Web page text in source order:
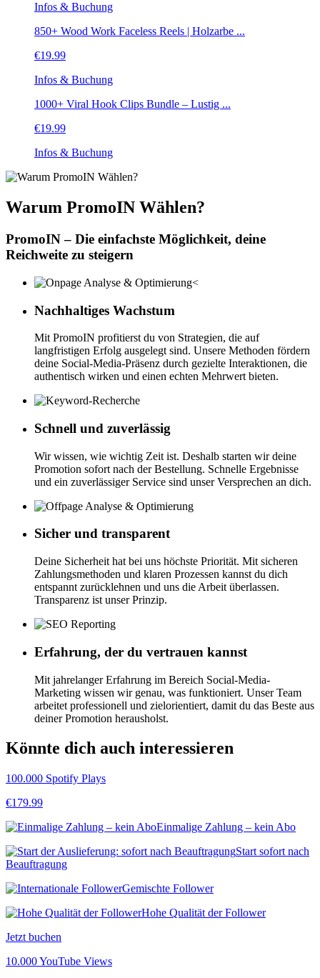
Infos & Buchung
850+ Wood Work Faceless Reels | Holzarbe ...
€19.99
Infos & Buchung
1000+ Viral Hook Clips Bundle – Lustig ...
€19.99
Infos & Buchung
Warum PromoIN Wählen?
PromoIN – Die einfachste Möglichkeit, deine
Reichweite zu steigern
Nachhaltiges Wachstum
Mit PromoIN profitierst du von Strategien, die auf
langfristigen Erfolg ausgelegt sind. Unsere Methoden fördern
deine Social-Media-Präsenz durch gezielte Interaktionen, die
authentisch wirken und einen echten Mehrwert bieten.
Schnell und zuverlässig
Wir wissen, wie wichtig Zeit ist. Deshalb starten wir deine
Promotion sofort nach der Bestellung. Schnelle Ergebnisse
und ein zuverlässiger Service sind unser Versprechen an dich.
Sicher und transparent
Deine Sicherheit hat bei uns höchste Priorität. Mit sicheren
Zahlungsmethoden und klaren Prozessen kannst du dich
entspannt zurücklehnen und uns die Arbeit überlassen.
Transparenz ist unser Prinzip.
Erfahrung, der du vertrauen kannst
Mit jahrelanger Erfahrung im Bereich Social-Media-
Marketing wissen wir genau, was funktioniert. Unser Team
arbeitet professionell und zielorientiert, damit du das Beste aus
deiner Promotion herausholst.
Könnte dich auch interessieren
100.000 Spotify Plays
€179.99
Einmalige Zahlung – kein Abo
Start sofort nach
Beauftragung
Gemischte Follower
Hohe Qualität der Follower
Jetzt buchen
10.000 YouTube Views